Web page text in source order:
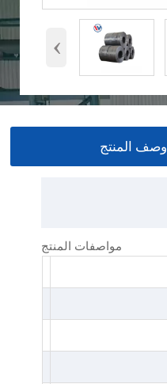
‹
وصف المنتج
مواصفات المنتج